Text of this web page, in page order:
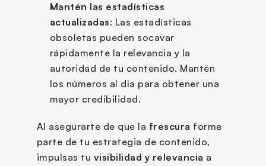
Mantén las estadísticas
actualizadas: Las estadísticas
obsoletas pueden socavar
rápidamente la relevancia y la
autoridad de tu contenido. Mantén
los números al día para obtener una
mayor credibilidad.
Al asegurarte de que la frescura forme
parte de tu estrategia de contenido,
impulsas tu visibilidad y relevancia a